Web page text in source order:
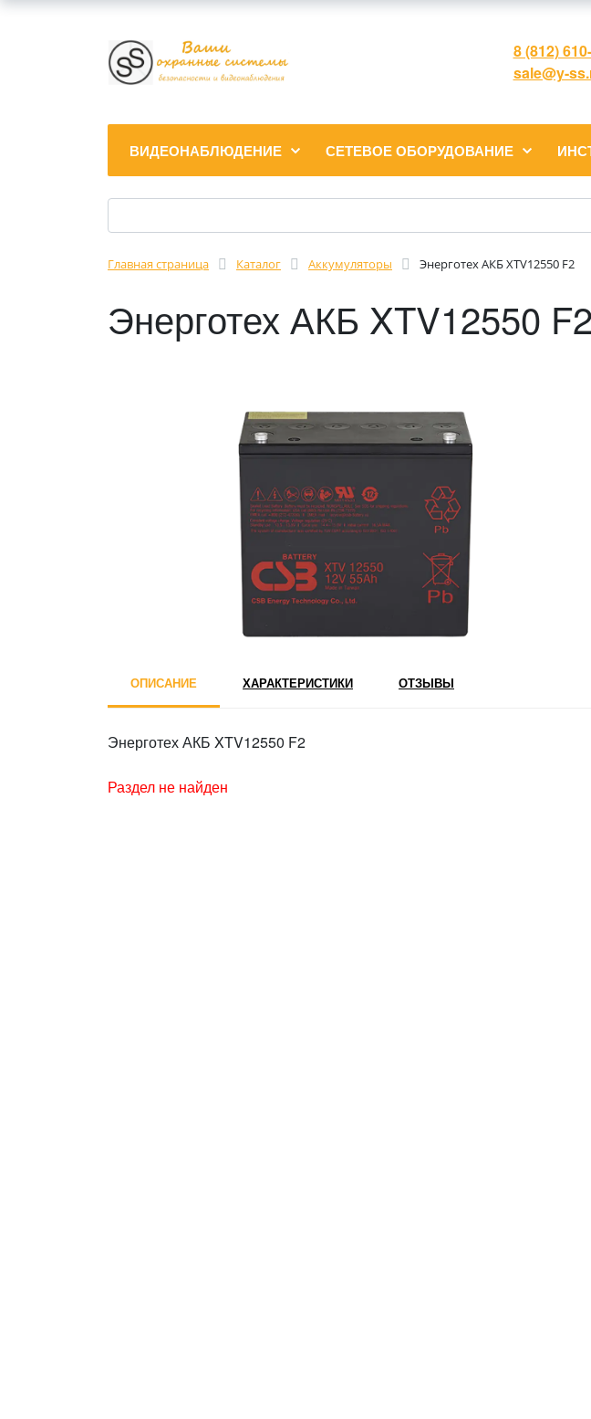
8 (812)
sale@y-
ВИДЕОНАБЛЮДЕНИЕ СЕТЕВОЕ ОБОРУДОВАНИЕ
Главная страница Каталог Аккумуляторы Энерготех АКБ XTV12550 F2
Энерготех АКБ XTV12550 F2
ОПИСАНИЕ ХАРАКТЕРИСТИКИ ОТЗЫВЫ
Энерготех АКБ XTV12550 F2
Раздел не найден